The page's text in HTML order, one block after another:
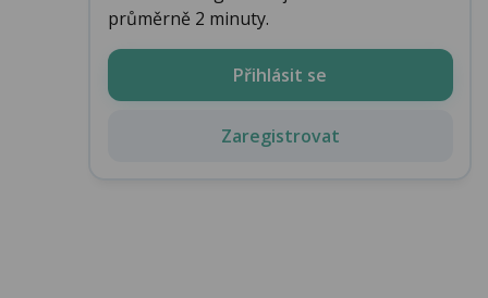
průměrně 2 minuty.
Přihlásit se
Zaregistrovat